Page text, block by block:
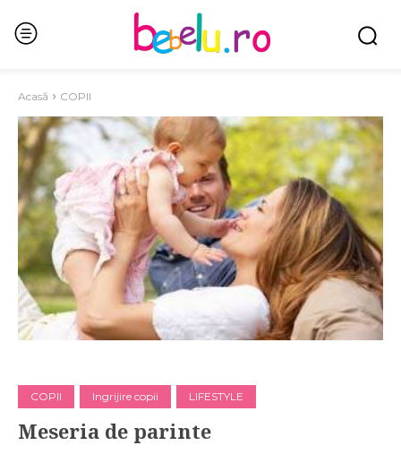
Acasă COPII
COPII Ingrijire copii LIFESTYLE
Meseria de parinte